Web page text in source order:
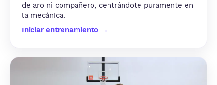
de aro ni compañero, centrándote puramente en
la mecánica.
Iniciar entrenamiento →